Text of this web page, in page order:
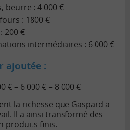
beurre : 4 000 €
: 1800 €
200 €
intermédiaires : 6 000 €
ajoutée :
€ – 6 000 € = 8 000 €
la richesse que Gaspard a
Il a ainsi transformé des
produits finis.